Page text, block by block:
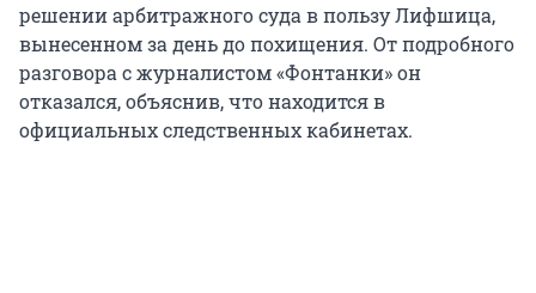
решении арбитражного суда в пользу Лифшица,
вынесенном за день до похищения. От подробного
разговора с журналистом «Фонтанки» он
отказался, объяснив, что находится в
официальных следственных кабинетах.